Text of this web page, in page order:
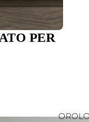
PER